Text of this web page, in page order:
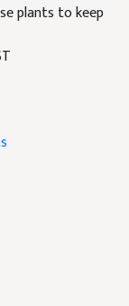
plants to keep